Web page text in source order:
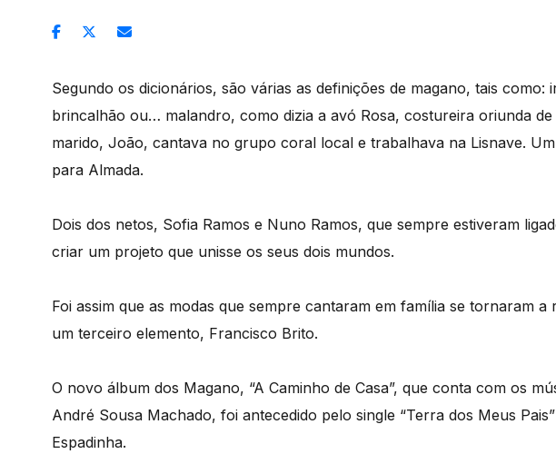
Segundo os dicionários, são várias as definições de magano, tais como:
brincalhão ou… malandro, como dizia a avó Rosa, costureira oriunda
marido, João, cantava no grupo coral local e trabalhava na Lisnave.
para Almada.
Dois dos netos, Sofia Ramos e Nuno Ramos, que sempre estiveram
criar um projeto que unisse os seus dois mundos.
Foi assim que as modas que sempre cantaram em família se tornaram
um terceiro elemento, Francisco Brito.
O novo álbum dos Magano, “A Caminho de Casa”, que conta com os
André Sousa Machado, foi antecedido pelo single “Terra dos Meus
Espadinha.